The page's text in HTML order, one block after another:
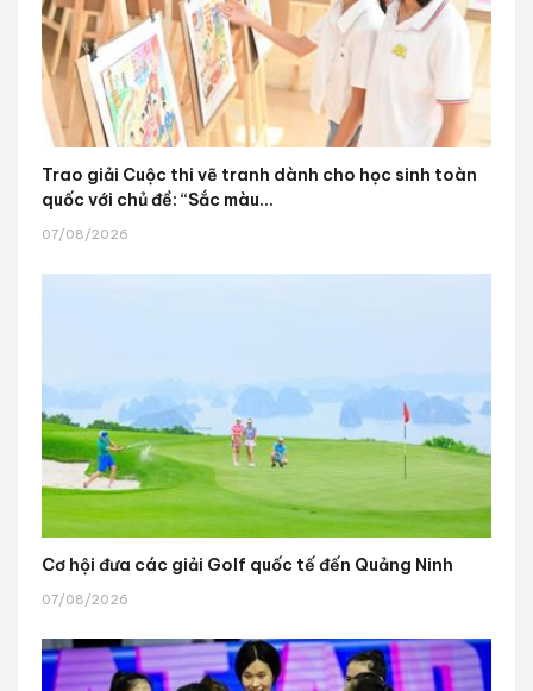
Trao giải Cuộc thi vẽ tranh dành cho học sinh toàn
quốc với chủ đề: “Sắc màu...
07/08/2026
Cơ hội đưa các giải Golf quốc tế đến Quảng Ninh
07/08/2026